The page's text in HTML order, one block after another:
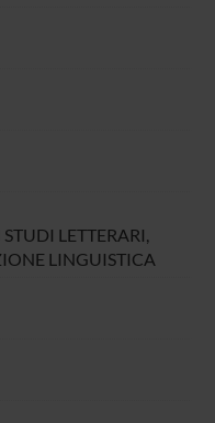
LETTERARI,
LINGUISTICA